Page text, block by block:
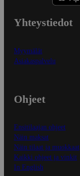
Yhteystiedot
Myymälät
Asiakaspalvelu
Ohjeet
Ensitilaajan ohjeet
Näin maksat
Näin tilaat ja muokkaat
Kaikki ohjeet ja vinkit
In English